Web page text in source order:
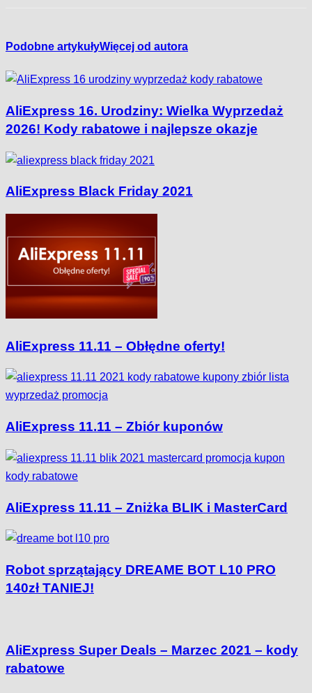
Podobne artykułyWięcej od autora
AliExpress 16. Urodziny: Wielka Wyprzedaż
2026! Kody rabatowe i najlepsze okazje
AliExpress Black Friday 2021
AliExpress 11.11 – Obłędne oferty!
AliExpress 11.11 – Zbiór kuponów
AliExpress 11.11 – Zniżka BLIK i MasterCard
Robot sprzątający DREAME BOT L10 PRO
140zł TANIEJ!
AliExpress Super Deals – Marzec 2021 – kody
rabatowe